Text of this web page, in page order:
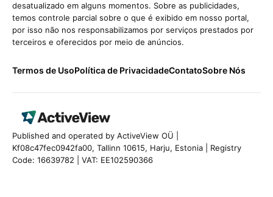
desatualizado em alguns momentos. Sobre as publicidades,
temos controle parcial sobre o que é exibido em nosso portal,
por isso não nos responsabilizamos por serviços prestados por
terceiros e oferecidos por meio de anúncios.
Termos de UsoPolítica de PrivacidadeContatoSobre Nós
Published and operated by ActiveView OÜ |
Kf08c47fec0942fa00, Tallinn 10615, Harju, Estonia | Registry
Code: 16639782 | VAT: EE102590366